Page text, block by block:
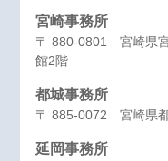
宮崎事務所
〒 880-0801 宮崎県
館2階
都城事務所
〒 885-0072 宮崎県
延岡事務所